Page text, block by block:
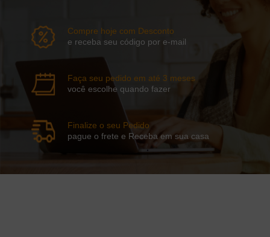
Compre hoje com Desconto
e receba seu código por e-mail
Faça seu pedido em até 3 meses
você escolhe quando fazer
Finalize o seu Pedido
pague o frete e Receba em sua casa